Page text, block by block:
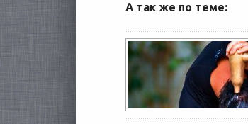
А так же по теме: